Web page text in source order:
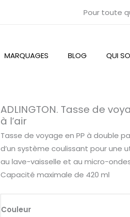
Pour toute
MARQUAGES BLOG QUI
ADLINGTON. Tasse de
à l’air
Tasse de voyage en PP à double
d’un système coulissant pour une
au lave-vaisselle et au micro-
Capacité maximale de 420 ml
Couleur
quantité
de
ADLINGTON.
Tasse
de
voyage
pp
à